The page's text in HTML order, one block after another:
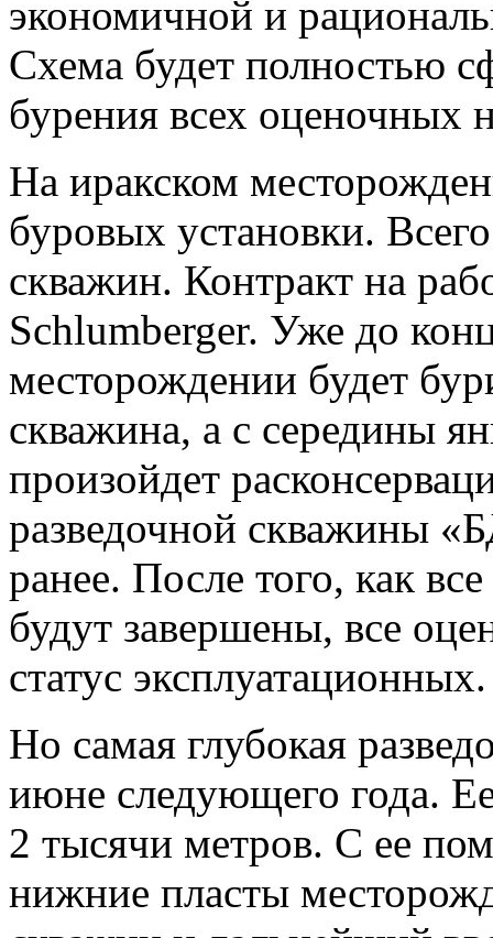
экономичной и
Схема будет полностью
бурения всех оценочных
На иракском
буровых установки.
скважин. Контракт на
Schlumberger. Уже до
месторождении будет
скважина, а с середины
произойдет
разведочной скважины
ранее. После того, как
будут завершены, все
статус эксплуатационных.
Но самая глубокая
июне следующего года.
2 тысячи метров. С ее
нижние пласты